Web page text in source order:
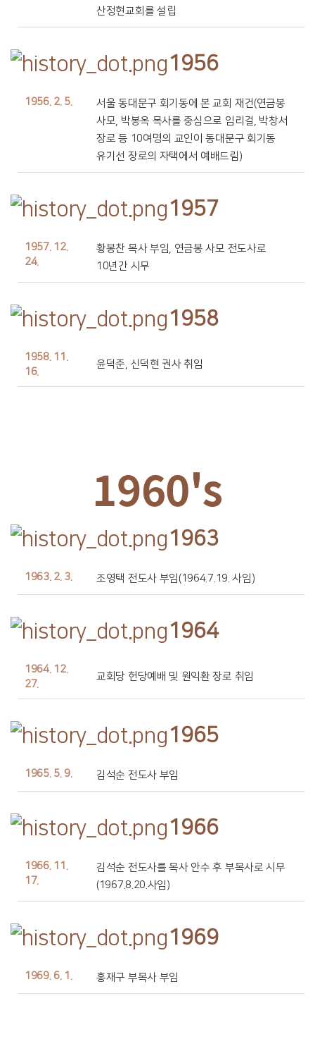
산정현교회를 설립
1956
1956. 2. 5.
서울 동대문구 회기동에 본 교회 재건(연금봉
사모, 박봉옥 목사를 중심으로 임리걸, 박창서
장로 등 10여명의 교인이 동대문구 회기동
유기선 장로의 자택에서 예배드림)
1957
1957. 12.
24.
황봉찬 목사 부임, 연금봉 사모 전도사로
10년간 시무
1958
1958. 11.
16.
윤덕준, 신덕현 권사 취임
1960's
1963
1963. 2. 3. 조영택 전도사 부임(1964.7.19. 사임)
1964
1964. 12.
27.
교회당 헌당예배 및 원익환 장로 취임
1965
1965. 5. 9. 김석순 전도사 부임
1966
1966. 11.
17.
김석순 전도사를 목사 안수 후 부목사로 시무
(1967.8.20.사임)
1969
1969. 6. 1. 홍재구 부목사 부임